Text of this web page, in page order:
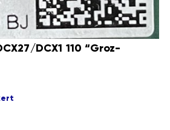
DCX1 110 “Groz-